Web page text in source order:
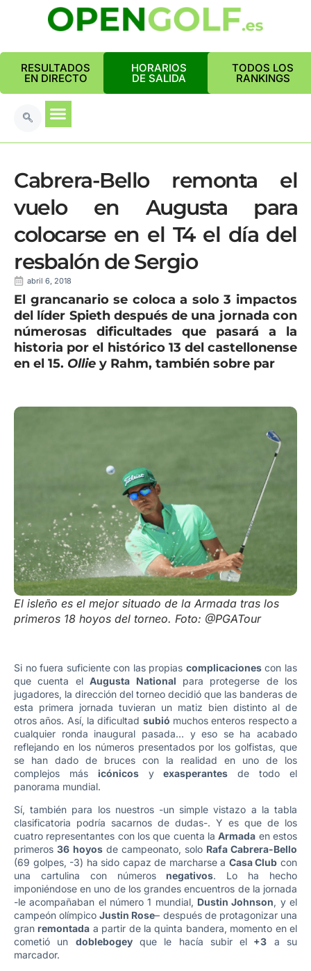
RESULTADOS
EN DIRECTO
HORARIOS
DE SALIDA
TODOS LOS
RANKINGS
Cabrera-Bello remonta el
vuelo en Augusta para
colocarse en el T4 el día del
resbalón de Sergio
abril 6, 2018
El grancanario se coloca a solo 3 impactos
del líder Spieth después de una jornada con
númerosas dificultades que pasará a la
historia por el histórico 13 del castellonense
en el 15. Ollie y Rahm, también sobre par
El isleño es el mejor situado de la Armada tras los
primeros 18 hoyos del torneo. Foto: @PGATour
Si no fuera suficiente con las propias complicacionescon las
que cuenta elAugusta National para protegerse de los
jugadores, la dirección del torneo decidió que las banderas de
esta primera jornada tuvieran un matiz bien distinto al de
otros años. Así, la dificultad subió muchos enteros respecto a
cualquier ronda inaugural pasada… y eso se ha acabado
reflejando en los números presentados por los golfistas, que
se han dado de bruces con la realidad en uno de los
complejos más icónicosyexasperantes de todo el
panorama mundial.
Sí, también para los nuestros -un simple vistazo a la tabla
clasificatoria podría sacarnos de dudas-. Y es que de los
cuatro representantes con los que cuenta laArmada en estos
primeros36 hoyosde campeonato, solo Rafa Cabrera-Bello
(69 golpes, -3) ha sido capaz de marcharse a Casa Club con
una cartulina con números negativos. Lo ha hecho
imponiéndose en uno de los grandes encuentros de la jornada
-le acompañaban el número 1 mundial, Dustin Johnson, y el
campeón olímpicoJustin Rose– después de protagonizar una
gran remontada a partir de la quinta bandera, momento en el
cometió un doblebogeyque le hacía subir el +3 a su
marcador.